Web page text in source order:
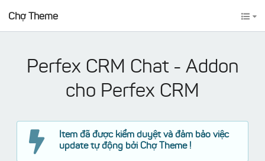
Chợ Theme
Perfex CRM Chat - Addon
cho Perfex CRM
Item đã được kiểm duyệt và đảm bảo việc
update tự động bởi Chợ Theme !